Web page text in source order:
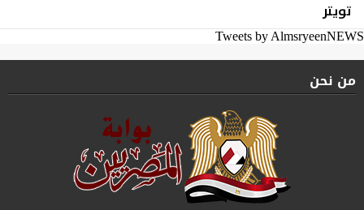
تويتر
Tweets by AlmsryeenNEWS
من نحن